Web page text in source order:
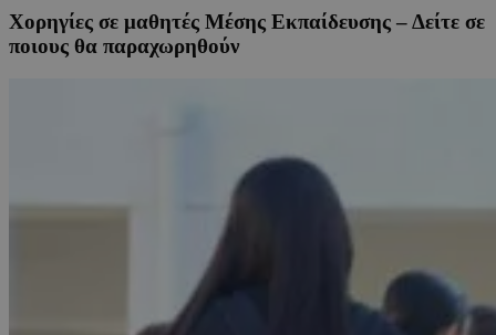
Χορηγίες σε μαθητές Μέσης Εκπαίδευσης – Δείτε σε
ποιους θα παραχωρηθούν